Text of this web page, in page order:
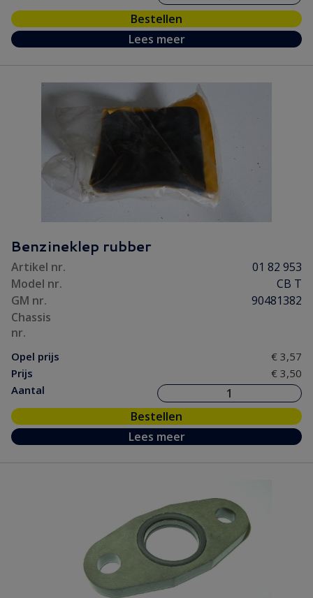
Bestellen
Lees meer
Benzineklep rubber
Artikel nr.
01 82 953
Model nr.
CB T
GM nr.
90481382
Chassis
nr.
Opel prijs
€ 3,57
Prijs
€ 3,50
Aantal
Bestellen
Lees meer